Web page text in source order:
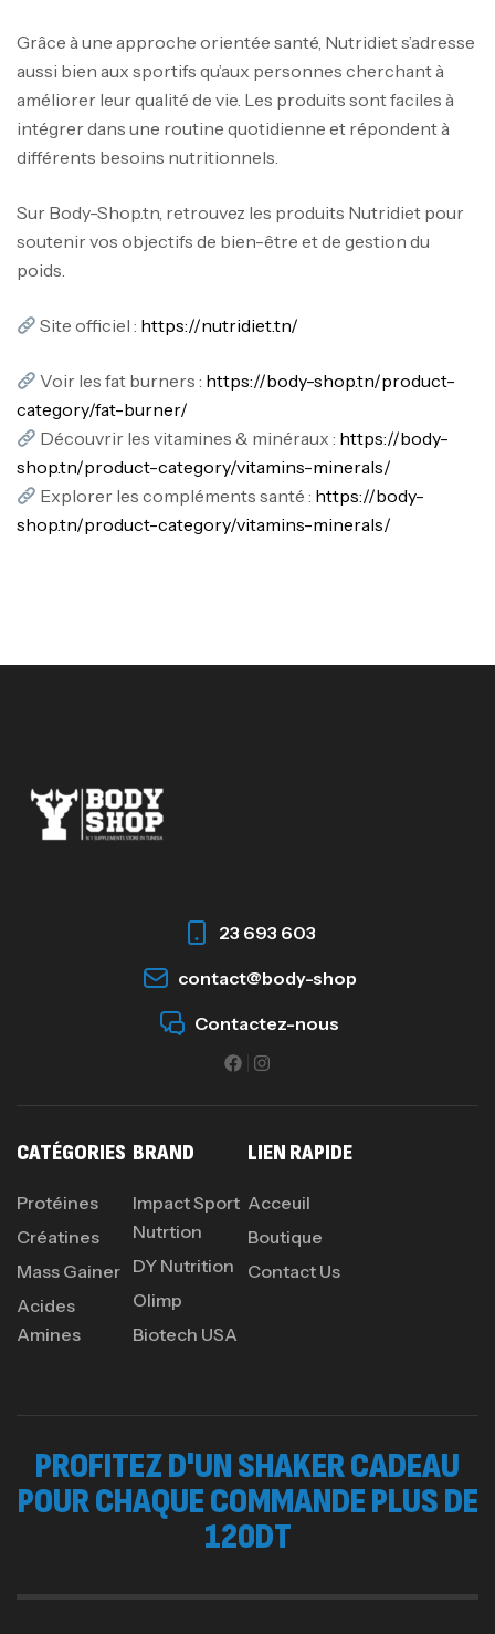
Grâce à une approche orientée santé, Nutridiet s’adresse
aussi bien aux sportifs qu’aux personnes cherchant à
améliorer leur qualité de vie. Les produits sont faciles à
intégrer dans une routine quotidienne et répondent à
différents besoins nutritionnels.
Sur Body-Shop.tn, retrouvez les produits Nutridiet pour
soutenir vos objectifs de bien-être et de gestion du
poids.
Site officiel : https://nutridiet.tn/
Voir les fat burners : https://body-shop.tn/product-
category/fat-burner/
Découvrir les vitamines & minéraux : https://body-
shop.tn/product-category/vitamins-minerals/
Explorer les compléments santé : https://body-
shop.tn/product-category/vitamins-minerals/
23 693 603
contact@body-shop
Contactez-nous
CATÉGORIES
Protéines
Créatines
Mass Gainer
Acides
Amines
BRAND
Impact Sport
Nutrtion
DY Nutrition
Olimp
Biotech USA
LIEN RAPIDE
Acceuil
Boutique
Contact Us
PROFITEZ D'UN SHAKER CADEAU
POUR CHAQUE COMMANDE PLUS DE
120DT